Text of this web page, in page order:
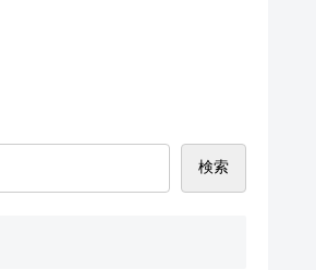
検索